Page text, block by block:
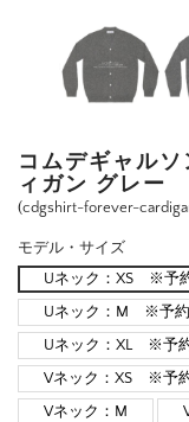
コムデギャル
ィガン グレー
(cdgshirt-forever-
モデル・サイズ
Uネック：XS ※予
Uネック：M ※予約
Uネック：XL ※予
Vネック：XS ※予
Vネック：M